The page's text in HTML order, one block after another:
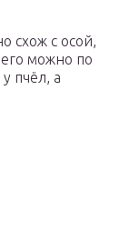
схож с осой,
можно по
пчёл, а